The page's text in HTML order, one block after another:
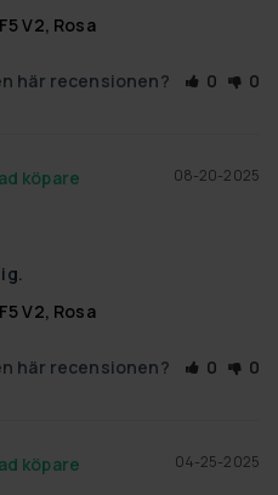
V2, Rosa
här recensionen? 0 0
08-20-2025
V2, Rosa
här recensionen? 0 0
04-25-2025